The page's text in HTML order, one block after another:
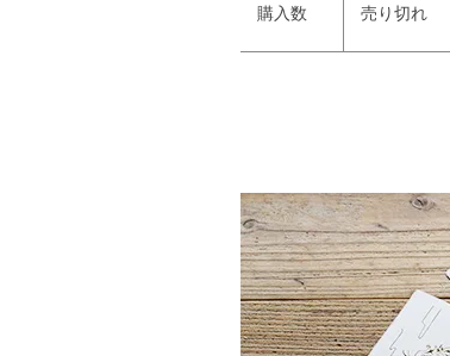
購入数 売り切れ